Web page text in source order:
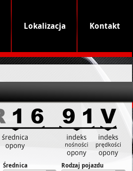
Lokalizacja Kontakt
Średnica Rodzaj pojazdu